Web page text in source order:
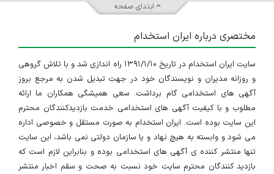
ابتدای صفحه
مختصری درباره ایران استخدام
سایت ایران استخدام در تاریخ ۱۳۹۱/۱/۱۰ راه اندازی شد و با تلاش گروهی
و روزانه مدیران و نویسندگان خود در جهت تبدیل شدن به مرجع بروز
آگهی های استخدامی گام برداشت. سعی همیشگی همکاران ما ارائه
مطلوب و با کیفیت آگهی های استخدامی خدمت بازدیدکنندگان محترم
این سایت بوده است. ایران استخدام به صورت مستقل و خصوصی اداره
می شود و وابسته به هیچ نهاد و یا سازمان دولتی نمی باشد، این سایت
تنها منتشر کننده ی آگهی های استخدامی بوده و بنابراین لازم است که
بازدید کنندگان محترم سایت خود نسبت به صحت و سقم اخبار منتشر